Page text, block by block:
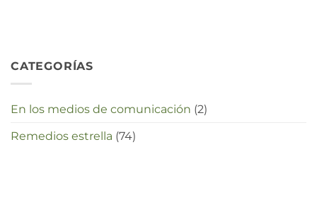
CATEGORÍAS
En los medios de comunicación (2)
Remedios estrella (74)